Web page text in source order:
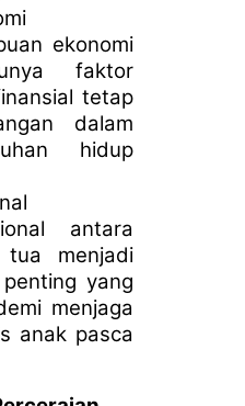
ekonomi
faktor
tetap
dalam
hidup
antara
menjadi
yang
menjaga
anak pasca